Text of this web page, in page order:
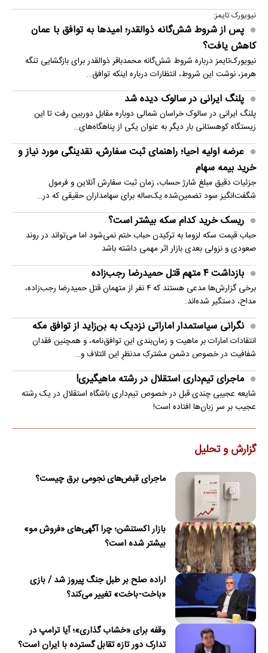
نیویورک تایمز:
پس از شروط شش‌گانه ذوالقدر؛ امیدها به توافق با عمان
کاهش یافت؟
نیویورک‌تایمز درباره شروط شش‌گانه محمدباقر ذوالقدر برای بازگشایی تنگه
هرمز، نوشت این شروط، انتظارات درباره اینکه توافق…
پلنگ ایرانی در سالوک دیده شد
پلنگ ایرانی در سالوک خراسان شمالی دوباره مقابل دوربین رفت تا این
زیستگاه کوهستانی بار دیگر به عنوان یکی از پناهگاه‌های…
عرضه اولیه احیا؛ راهنمای ثبت سفارش، نقدینگی مورد نیاز و
خرید بیمه سهام
جزئیات دقیق مبلغ شارژ حساب، زمان ثبت سفارش آنلاین و فرمول
شگفت‌انگیز سود تضمین‌شده یک‌ساله برای سهامداران حقیقی که در…
ریسک خرید کدام سکه بیشتر است؟
حباب قیمت سکه لزوما به ترکیدن حباب ختم نمی‌شود اما می‌تواند در روند
صعودی و نزولی بعدی بازار اثر مهمی داشته باشد
بازداشت ۴ متهم قتل حمیدرضا رجب‌زاده
برخی گزارش‌ها مدعی هستند که ۴ نفر از متهمان قتل حمیدرضا رجب‌زاده،
مداح، دستگیر شده‌اند.
نگرانی سیاستمدار اماراتی نزدیک به بن‌زاید از توافق مکه
انتقادات امارات بر ماهیت و زمان‌بندی این توافق‌نامه، و همچنین فقدان
شفافیت در خصوص دشمن مشترکِ مدنظرِ این ائتلاف و…
ماجرای تیم‌داری استقلال در رشته ماهیگیری!
شایعه عجیبی چندی قبل در خصوص تیم‌داری باشگاه استقلال در یک رشته
عجیب بر سر زبان‌ها افتاده است!
گزارش و تحلیل
ماجرای قبض‌های نجومی برق چیست؟
بازار اکستنشن؛ چرا آگهی‌های «فروش مو»
بیشتر شده است؟
اراده صلح بر طبل جنگ پیروز شد / بازی
«باخت-باخت» تغییر می‌کند؟
وقفه برای «خشاب گذاری»؛ آیا ترامپ در
تدارک دور تازه تقابل گسترده با ایران است؟